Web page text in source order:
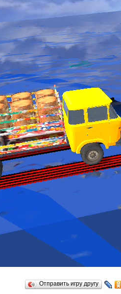
Отправить игру другу